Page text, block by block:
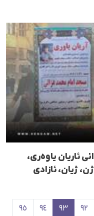
ئاریان یاوەری،
ژیان، ئازادی
٩٢ ٩٣ ٩٤
٩٥